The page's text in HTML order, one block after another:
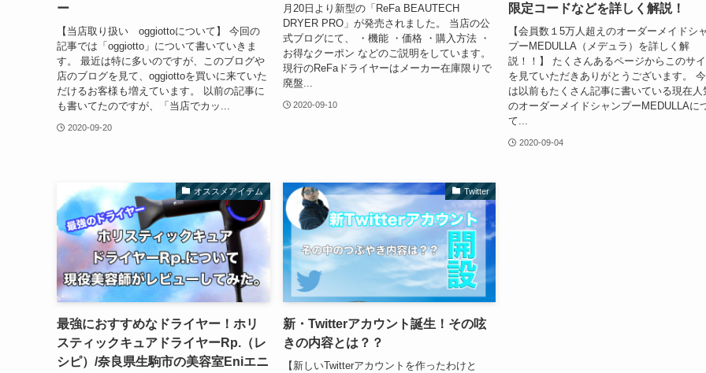
ー
【当店取り扱い oggiottoについて】 今回の
記事では「oggiotto」について書いていきま
す。 最近は特に多いのですが、このブログや
店のブログを見て、oggiottoを買いに来ていた
だけるお客様も増えています。 以前の記事に
も書いてたのですが、「当店でカッ...
2020-09-20
月20日より新型の「ReFa BEAUTECH
DRYER PRO」が発売されました。 当店の公
式ブログにて、 ・機能 ・価格 ・購入方法 ・
お得なクーポン などのご説明をしています。
現行のReFaドライヤーはメーカー在庫限りで
廃盤...
2020-09-10
限定コードなどを詳しく解説！
【会員数１5万人超えのオーダーメイドシ
プーMEDULLA（メデュラ）を詳しく解
説！！】 たくさんあるページからこのサイ
を見ていただきありがとうございます。
は以前もたくさん記事に書いている現在人
のオーダーメイドシャンプーMEDULLAに
て...
2020-09-04
オススメアイテム
最強におすすめなドライヤー！ホリ
スティックキュアドライヤーRp.（レ
シピ）/奈良県生駒市の美容室Eniエニ
Twitter
新・Twitterアカウント誕生！その呟
きの内容とは？？
【新しいTwitterアカウントを作ったわけと